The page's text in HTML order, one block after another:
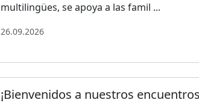
multilingües, se apoya a las famil ...
26.09.2026
¡Bienvenidos a nuestros